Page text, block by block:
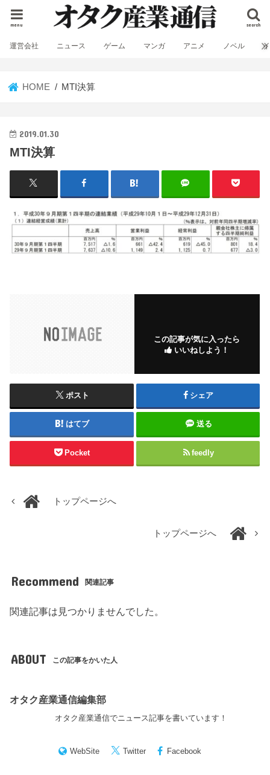
search
menu
運営会社 ニュース ゲーム マンガ アニメ ノベル
HOME MTI決算
2019.01.30
MTI決算
この記事が気に入ったら
いいねしよう！
ポスト シェア
はてブ 送る
Pocket feedly
トップページへ
トップページへ
Recommend 関連記事
関連記事は見つかりませんでした。
ABOUT この記事をかいた人
オタク産業通信編集部
オタク産業通信でニュース記事を書いています！
WebSite Twitter Facebook